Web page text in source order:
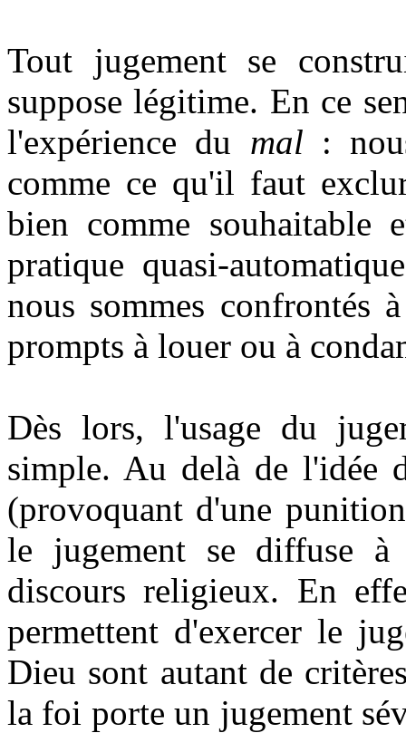
Tout jugement se
suppose légitime. En ce
l'expérience du mal :
comme ce qu'il faut
bien comme souhaitable
pratique quasi-
nous sommes confrontés
prompts à louer ou à
Dès lors, l'usage du
simple. Au delà de l'idée
(provoquant d'une
le jugement se diffuse à
discours religieux. En
permettent d'exercer le
Dieu sont autant de
la foi porte un jugement